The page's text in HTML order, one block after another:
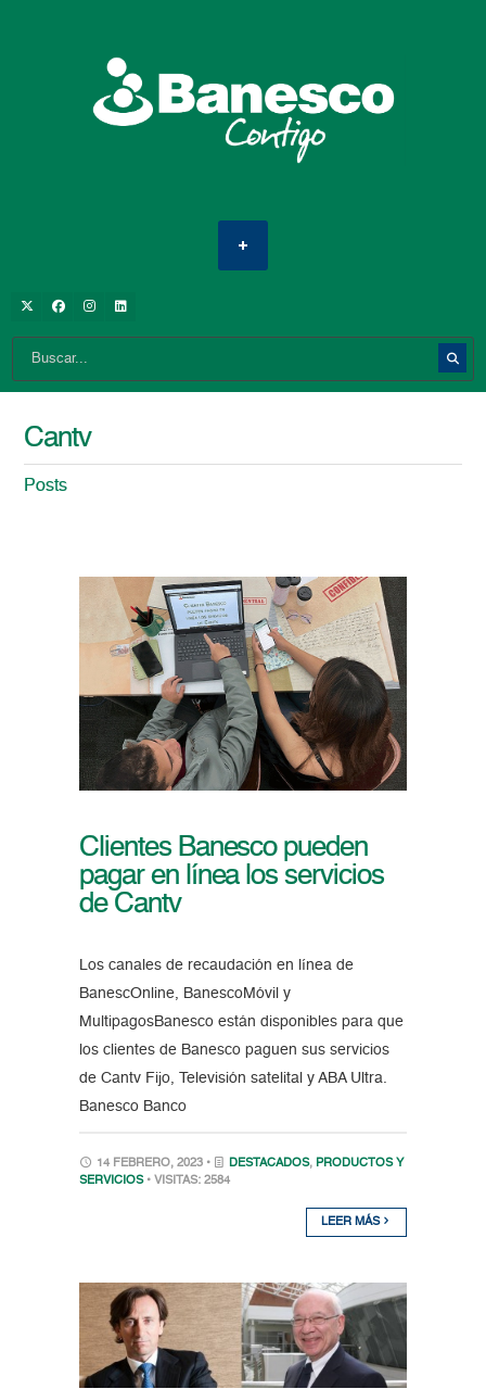
Cantv
Posts
Clientes Banesco pueden
pagar en línea los servicios
de Cantv
Los canales de recaudación en línea de
BanescOnline, BanescoMóvil y
MultipagosBanesco están disponibles para que
los clientes de Banesco paguen sus servicios
de Cantv Fijo, Televisión satelital y ABA Ultra.
Banesco Banco
14 FEBRERO, 2023 • DESTACADOS, PRODUCTOS Y
SERVICIOS • VISITAS: 2584
LEER MÁS